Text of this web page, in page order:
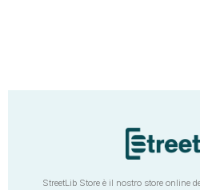
StreetLib Store è il nostro store online